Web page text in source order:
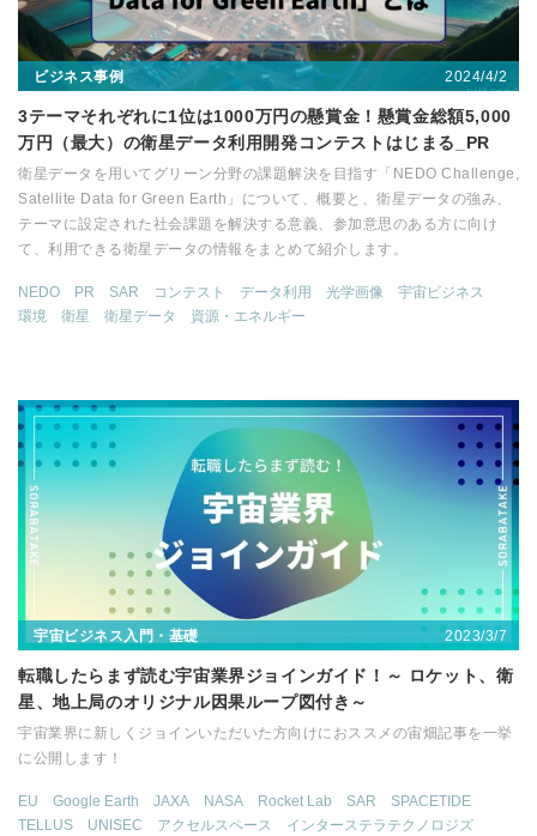
ビジネス事例 2024/4/2
3テーマそれぞれに1位は1000万円の懸賞金！懸賞金総額5,000
万円（最大）の衛星データ利用開発コンテストはじまる_PR
衛星データを用いてグリーン分野の課題解決を目指す「NEDO Challenge,
Satellite Data for Green Earth」について、概要と、衛星データの強み、
テーマに設定された社会課題を解決する意義、参加意思のある方に向け
て、利用できる衛星データの情報をまとめて紹介します。
NEDO PR SAR コンテスト データ利用 光学画像
宇宙ビジネス
環境
衛星 衛星データ 資源・エネルギー
宇宙ビジネス入門・基礎 2023/3/7
転職したらまず読む宇宙業界ジョインガイド！～ ロケット、衛
星、地上局のオリジナル因果ループ図付き～
宇宙業界に新しくジョインいただいた方向けにおススメの宙畑記事を一挙
に公開します！
EU Google Earth JAXA NASA Rocket Lab SAR
SPACETIDE
TELLUS
UNISEC アクセルスペース
インターステラテクノロジズ